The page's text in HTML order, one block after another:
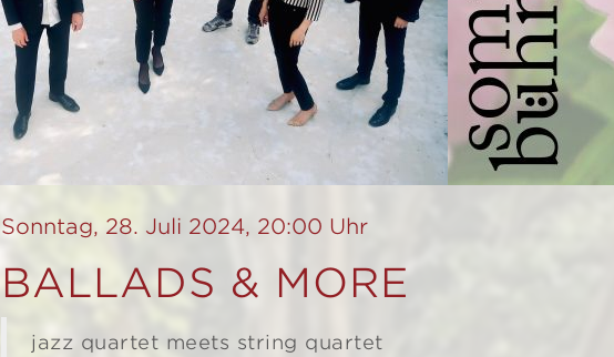
Sonntag, 28. Juli 2024, 20:00 Uhr
BALLADS & MORE
jazz quartet meets string quartet